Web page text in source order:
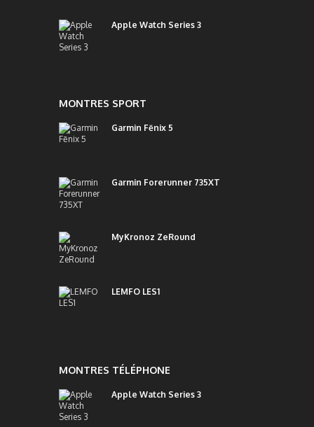
Apple Watch Series 3
MONTRES SPORT
Garmin Fēnix 5
Garmin Forerunner 735XT
MyKronoz ZeRound
LEMFO LES1
MONTRES TÉLÉPHONE
Apple Watch Series 3